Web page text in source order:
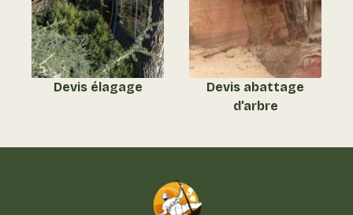
Devis élagage
Devis abattage
d’arbre